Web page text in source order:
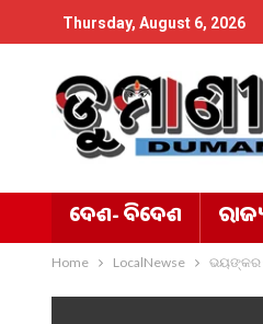
Thursday, August 6, 2026
ଦେଶ- ବିଦେଶ
Home LocalNewse ଭୟଙ୍କର